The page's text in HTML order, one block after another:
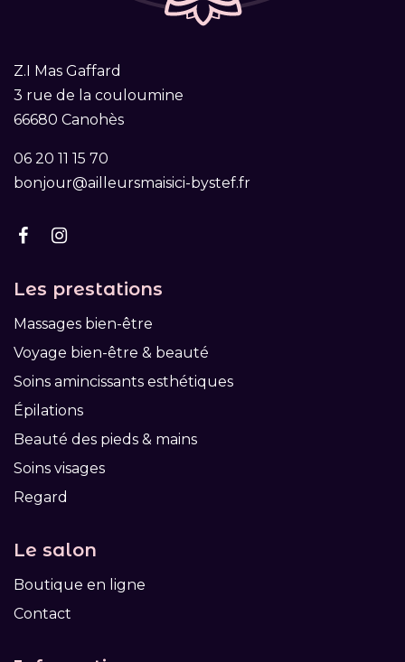
Z.I Mas Gaffard
3 rue de la couloumine
66680 Canohès
06 20 11 15 70
bonjour@ailleursmaisici-bystef.fr
Les prestations
Massages bien-être
Voyage bien-être & beauté
Soins amincissants esthétiques
Épilations
Beauté des pieds & mains
Soins visages
Regard
Le salon
Boutique en ligne
Contact